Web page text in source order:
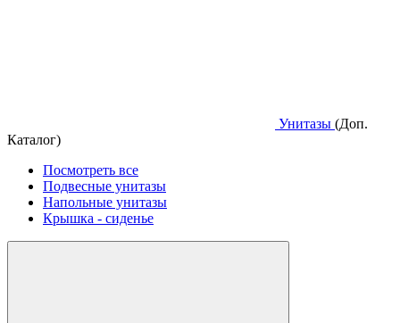
Унитазы (Доп.
Каталог)
Посмотреть все
Подвесные унитазы
Напольные унитазы
Крышка - сиденье